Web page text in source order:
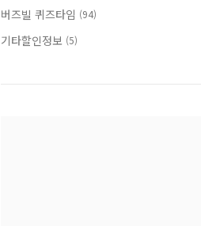
버즈빌 퀴즈타임 (94)
기타할인정보 (5)